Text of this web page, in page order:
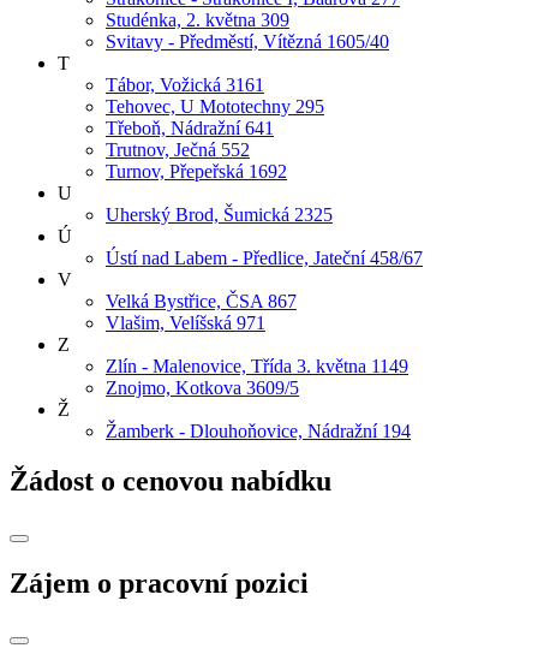
Studénka, 2. května 309
Svitavy - Předměstí, Vítězná 1605/40
T
Tábor, Vožická 3161
Tehovec, U Mototechny 295
Třeboň, Nádražní 641
Trutnov, Ječná 552
Turnov, Přepeřská 1692
U
Uherský Brod, Šumická 2325
Ú
Ústí nad Labem - Předlice, Jateční 458/67
V
Velká Bystřice, ČSA 867
Vlašim, Velíšská 971
Z
Zlín - Malenovice, Třída 3. května 1149
Znojmo, Kotkova 3609/5
Ž
Žamberk - Dlouhoňovice, Nádražní 194
Žádost o cenovou nabídku
Zájem o pracovní pozici